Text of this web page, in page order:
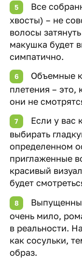
Все
хвосты) – не
волосы
макушка будет
симпатично.
Объемные
плетения –
они не
Если у вас
выбирать
определенном
приглаженные
красивый
будет
очень мило,
в реальности.
как сосульки,
образ.